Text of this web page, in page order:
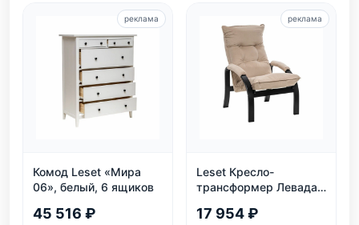
Комод Leset «Мира
06», белый, 6 ящиков
45 516 ₽
реклама
Leset Кресло-
трансформер Левада,
17 954 ₽
реклама